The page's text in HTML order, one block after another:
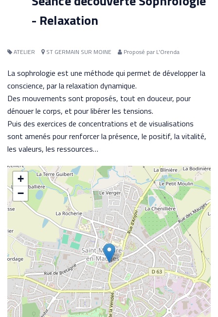
- Relaxation
ATELIER ST GERMAIN SUR MOINE Proposé par L'Orenda
La sophrologie est une méthode qui permet de développer la
conscience, par la relaxation dynamique.
Des mouvements sont proposés, tout en douceur, pour
dénouer le corps, et pour libérer les tensions.
Puis des exercices de concentrations et de visualisations
sont amenés pour renforcer la présence, le positif, la vitalité,
les valeurs, les ressources…
+
−